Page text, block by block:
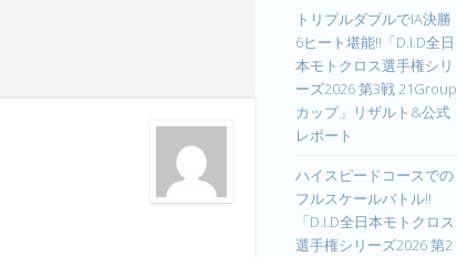
トリプルダブルでIA決勝
6ヒート堪能!!「D.I.D全日
本モトクロス選手権シリ
ーズ2026 第3戦 21Group
カップ」リザルト&公式
レポート
ハイスピードコースでの
フルスケールバトル!!
「D.I.D全日本モトクロス
選手権シリーズ2026 第2